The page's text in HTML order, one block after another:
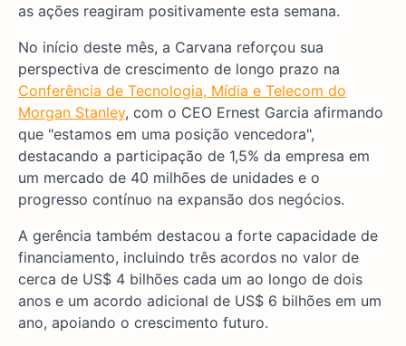
as ações reagiram positivamente esta semana.
No início deste mês, a Carvana reforçou sua
perspectiva de crescimento de longo prazo na
Conferência de Tecnologia, Mídia e Telecom do
Morgan Stanley, com o CEO Ernest Garcia afirmando
que "estamos em uma posição vencedora",
destacando a participação de 1,5% da empresa em
um mercado de 40 milhões de unidades e o
progresso contínuo na expansão dos negócios.
A gerência também destacou a forte capacidade de
financiamento, incluindo três acordos no valor de
cerca de US$ 4 bilhões cada um ao longo de dois
anos e um acordo adicional de US$ 6 bilhões em um
ano, apoiando o crescimento futuro.